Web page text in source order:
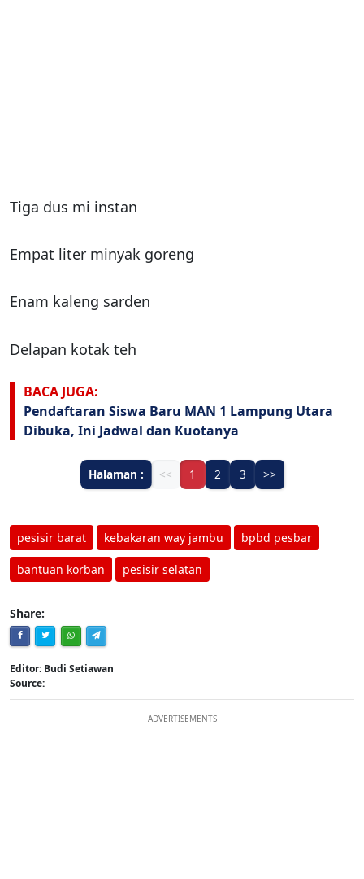
Tiga dus mi instan
Empat liter minyak goreng
Enam kaleng sarden
Delapan kotak teh
BACA JUGA:
Pendaftaran Siswa Baru MAN 1 Lampung Utara
Dibuka, Ini Jadwal dan Kuotanya
Halaman : << 1 2 3 >>
pesisir barat kebakaran way jambu bpbd pesbar
bantuan korban pesisir selatan
Share:
Editor: Budi Setiawan
Source:
ADVERTISEMENTS